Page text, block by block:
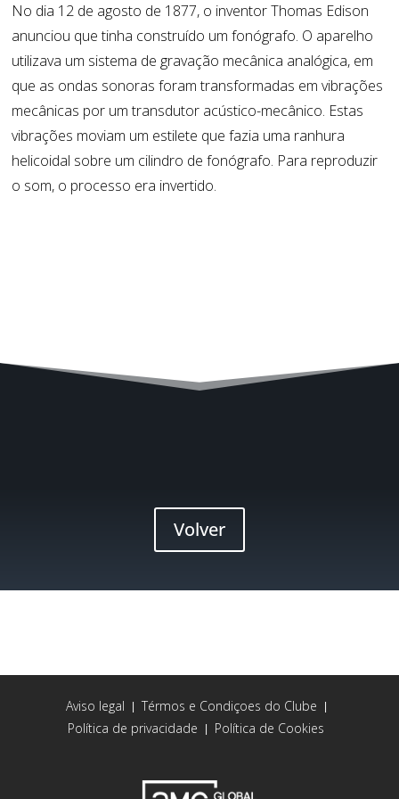
No dia 12 de agosto de 1877, o inventor Thomas Edison
anunciou que tinha construído um fonógrafo. O aparelho
utilizava um sistema de gravação mecânica analógica, em
que as ondas sonoras foram transformadas em vibrações
mecânicas por um transdutor acústico-mecânico. Estas
vibrações moviam um estilete que fazia uma ranhura
helicoidal sobre um cilindro de fonógrafo. Para reproduzir
o som, o processo era invertido.
Volver
Aviso legal Térmos e Condiçoes do Clube
Política de privacidade Política de Cookies